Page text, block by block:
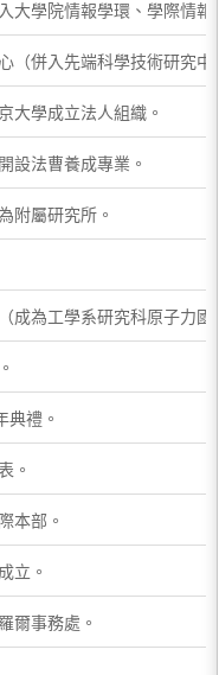
大學院情報學環、學際情報
（併入先端科學技術研究中
大學成立法人組織。
設法曹養成專業。
附屬研究所。
成為工學系研究科原子力
典禮。
。
本部。
立。
爾事務處。